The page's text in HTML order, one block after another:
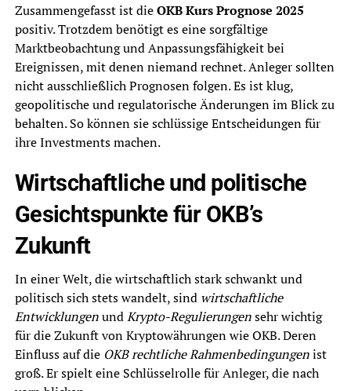
Zusammengefasst ist dieOKB Kurs Prognose 2025
positiv. Trotzdem benötigt es eine sorgfältige
Marktbeobachtung und Anpassungsfähigkeit bei
Ereignissen, mit denen niemand rechnet. Anleger sollten
nicht ausschließlich Prognosen folgen. Es ist klug,
geopolitische und regulatorische Änderungen im Blick zu
behalten. So können sie schlüssige Entscheidungen für
ihre Investments machen.
Wirtschaftliche und politische
Gesichtspunkte für OKB’s
Zukunft
In einer Welt, die wirtschaftlich stark schwankt und
politisch sich stets wandelt, sind wirtschaftliche
EntwicklungenundKrypto-Regulierungensehr wichtig
für die Zukunft von Kryptowährungen wie OKB. Deren
Einfluss auf die OKB rechtliche Rahmenbedingungenist
groß. Er spielt eine Schlüsselrolle für Anleger, die nach